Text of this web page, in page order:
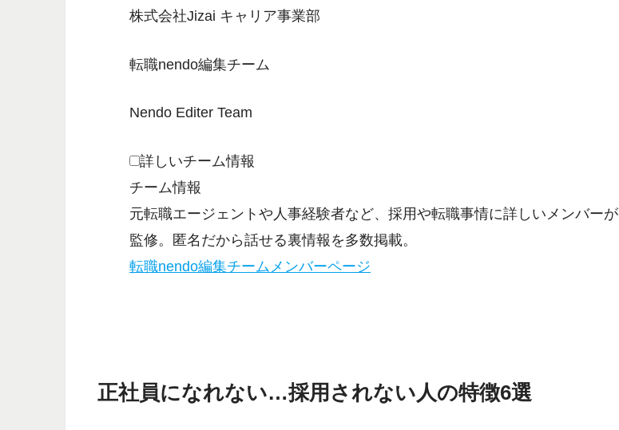
株式会社Jizai キャリア事業部
転職nendo編集チーム
Nendo Editer Team
詳しいチーム情報
チーム情報
元転職エージェントや人事経験者など、採用や転職事情に詳しいメンバーが
監修。匿名だから話せる裏情報を多数掲載。
転職nendo編集チームメンバーページ
正社員になれない…採用されない人の特徴6選